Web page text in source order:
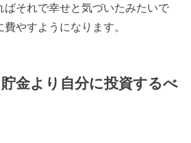
ばそれで幸せと気づいたみたいで
やすようになります。
金より自分に投資するべ